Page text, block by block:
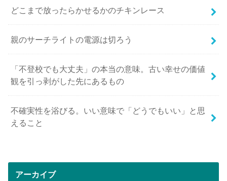
どこまで放ったらかせるかのチキンレース
親のサーチライトの電源は切ろう
「不登校でも大丈夫」の本当の意味。古い幸せの価値
観を引っ剥がした先にあるもの
不確実性を浴びる。いい意味で「どうでもいい」と思
えること
アーカイブ